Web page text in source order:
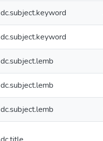
dc.subject.keyword
dc.subject.keyword
dc.subject.lemb
dc.subject.lemb
dc.subject.lemb